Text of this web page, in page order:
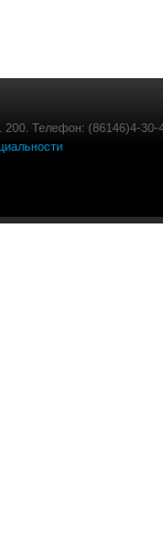
200. Телефон: (86146)4-30-